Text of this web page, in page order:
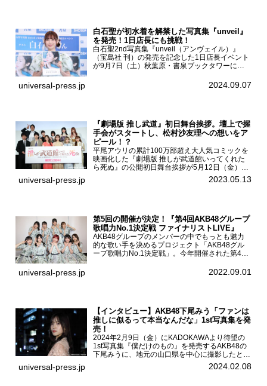
白石聖が初水着を解禁した写真集『unveil』
を発売！1日店長にも挑戦！
白石聖2nd写真集『unveil（アンヴェイル）』
（宝島社 刊）の発売を記念した1日店長イベント
が9月7日（土）秋葉原・書泉ブックタワーにて
を記念し1日店長イベントを開催した本写真集は
universal-press.jp 2024.09.07
『劇場版 推し武道』初日舞台挨拶。壇上で握
手会がスタートし、松村沙友理への想いをア
ピール！？
平尾アウリの累計100万部超え大人気コミックを
映画化した『劇場版 推しが武道館いってくれた
ら死ぬ』の公開初日舞台挨拶が5月12日（金）新
宿バルト9で開催され、出演者の松村沙友理、中
村里帆、MOMO(@onefive)、KANO(@onefi...
universal-press.jp 2023.05.13
第5回の開催が決定！『第4回AKB48グループ
歌唱力No.1決定戦 ファイナリストLIVE』
AKB48グループのメンバーの中でもっとも魅力
的な歌い手を決めるプロジェクト「AKB48グル
ープ歌唱力No.1決定戦」。今年開催された第4回
る一夜限りのライブイベント「ファイナリスト
universal-press.jp 2022.09.01
【インタビュー】AKB48下尾みう「ファンは
推しに似るって本当なんだな」1st写真集を発
売！
2024年2月9日（金）にKADOKAWAより待望の
1st写真集『僕だけのもの』を発売するAKB48の
下尾みうに、地元の山口県を中心に撮影したとい
う今回の写真集についてインタビューをお願いし
た。1st写真集『僕だけのもの』を発売する
universal-press.jp 2024.02.08